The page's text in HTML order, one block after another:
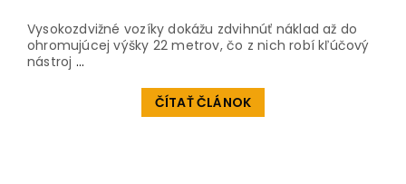
Vysokozdvižné vozíky dokážu zdvihnúť náklad až do
ohromujúcej výšky 22 metrov, čo z nich robí kľúčový
nástroj ...
ČÍTAŤ ČLÁNOK